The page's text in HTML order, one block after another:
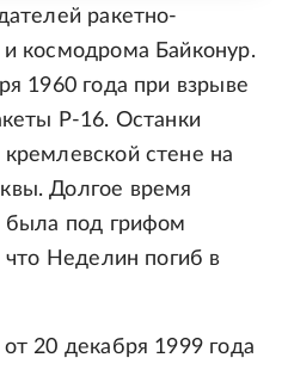
ракетно-
космодрома Байконур.
1960 года при взрыве
Р-16. Останки
стене на
Долгое время
была под грифом
что Неделин погиб в
20 декабря 1999 года